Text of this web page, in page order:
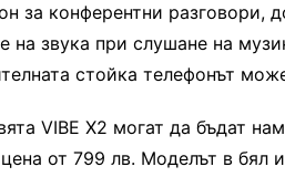
за конферентни разговори,
на звука при слушане на
стойка телефонът
VIBE X2 могат да бъдат
от 799 лв. Моделът в бял